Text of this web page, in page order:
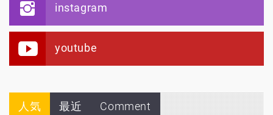
instagram
youtube
人気 最近 Comment